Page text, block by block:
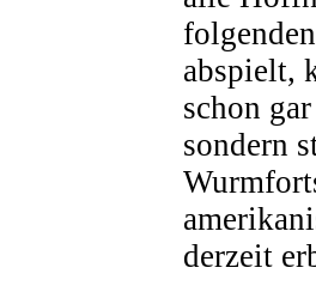
abspielt,
schon
sondern
derzeit